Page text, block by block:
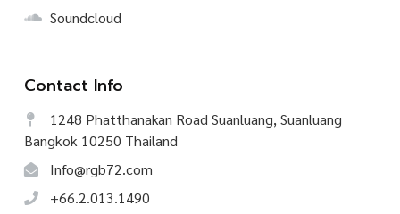
Soundcloud
Contact Info
1248 Phatthanakan Road Suanluang, Suanluang
Bangkok 10250 Thailand
Info@rgb72.com
+66.2.013.1490